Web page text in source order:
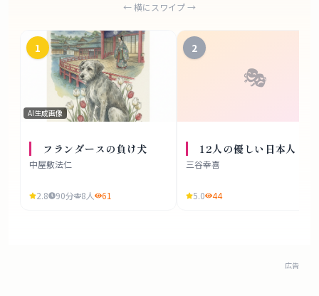
← 横にスワイプ →
1
AI生成画像
フランダースの負け犬
中屋敷法仁
2.8 90分 8人 61
2
🎭
12人の優しい日本人
三谷幸喜
5.0 44
広告